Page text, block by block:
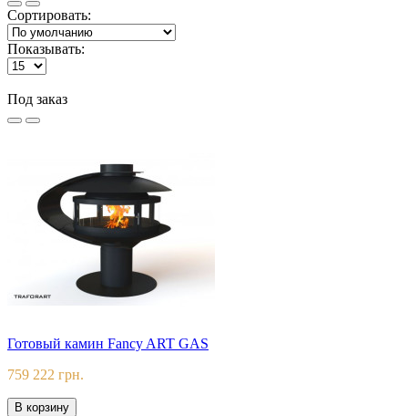
Сортировать:
Показывать:
Под заказ
Готовый камин Fancy ART GAS
759 222 грн.
В корзину